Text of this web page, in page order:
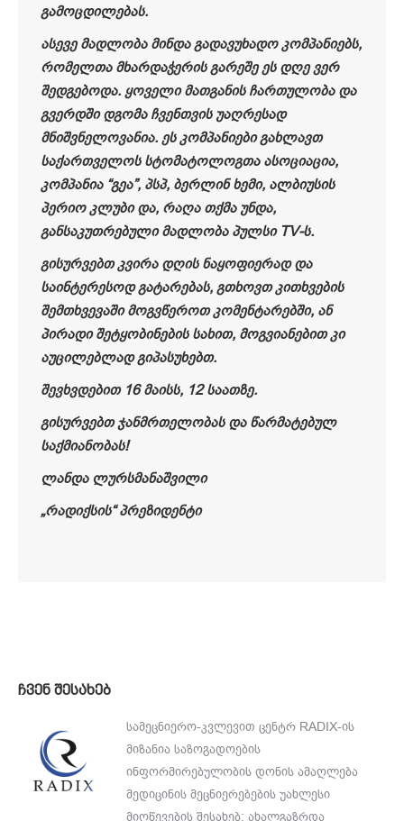
გამოცდილებას.
ასევე მადლობა მინდა გადავუხადო კომპანიებს,
რომელთა მხარდაჭერის გარეშე ეს დღე ვერ
შედგებოდა. ყოველი მათგანის ჩართულობა და
გვერდში დგომა ჩვენთვის უაღრესად
მნიშვნელოვანია. ეს კომპანიები გახლავთ
საქართველოს სტომატოლოგთა ასოციაცია,
კომპანია “გეა”, პსპ, ბერლინ ხემი, ალბიუსის
პერიო კლუბი და, რაღა თქმა უნდა,
განსაკუთრებული მადლობა პულსი TV-ს.
გისურვებთ კვირა დღის ნაყოფიერად და
საინტერესოდ გატარებას, გთხოვთ კითხვების
შემთხვევაში მოგვწეროთ კომენტარებში, ან
პირადი შეტყობინების სახით, მოგვიანებით კი
აუცილებლად გიპასუხებთ.
შევხვდებით 16 მაისს, 12 საათზე.
გისურვებთ ჯანმრთელობას და წარმატებულ
საქმიანობას!
ლანდა ლურსმანაშვილი
„რადიქსის“ პრეზიდენტი
ჩვენ შესახებ
სამეცნიერო-კვლევით ცენტრ RADIX-ის
მიზანია საზოგადოების
ინფორმირებულობის დონის ამაღლება
მედიცინის მეცნიერებების უახლესი
მიღწევების შესახებ; ახალგაზრდა